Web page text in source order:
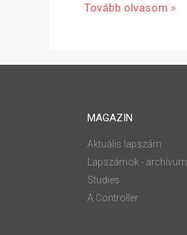
Tovább olvasom »
MAGAZIN
Aktuális lapszám
Lapszámok - archívum
Studies
A Controller